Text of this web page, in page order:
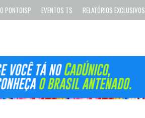
PONTOISP EVENTOS TS RELATÓRIOS EXCLUSIVOS